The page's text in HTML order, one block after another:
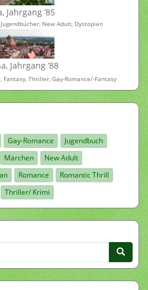
Jahrgang ’85
New Adult, Dystopien
Jahrgang ’88
Fantasy, Thriller, Gay-Romance/-Fantasy
Gay-Romance
Jugendbuch
Märchen
New Adult
Romance
Romantic Thrill
Thriller/ Krimi